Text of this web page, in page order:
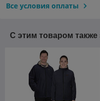
Все условия оплаты
С этим товаром